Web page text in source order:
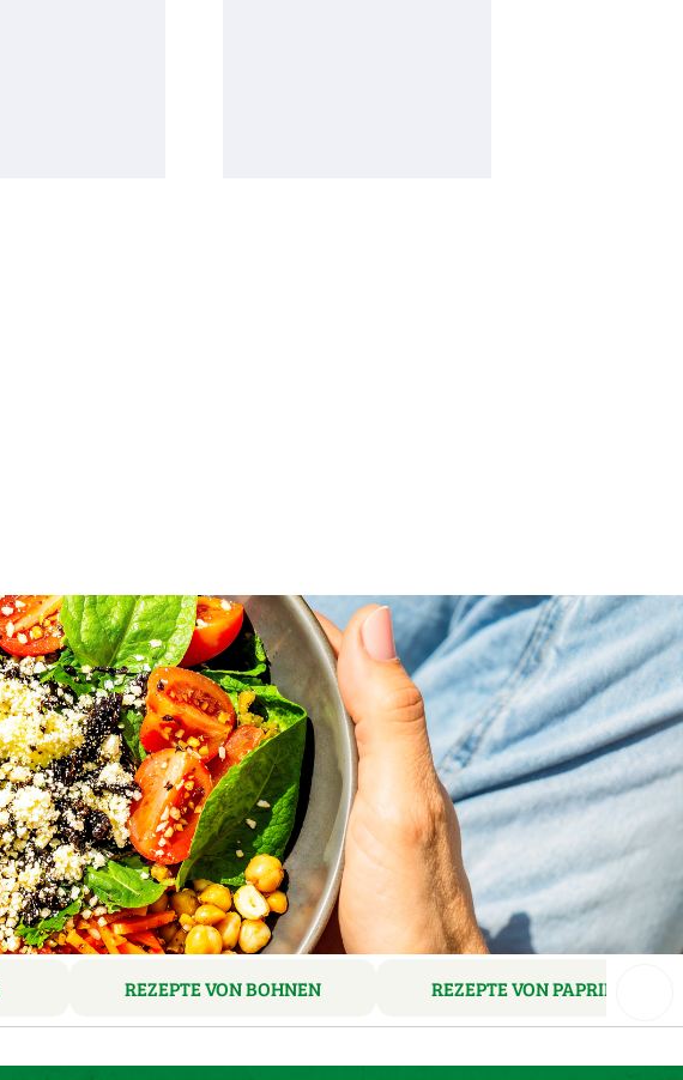
REZEPTE VON BOHNEN REZEPTE VON PAPRIKA